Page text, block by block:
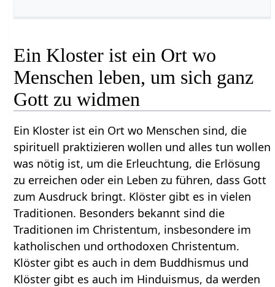
Ein Kloster ist ein Ort wo
Menschen leben, um sich ganz
Gott zu widmen
Ein Kloster ist ein Ort wo Menschen sind, die
spirituell praktizieren wollen und alles tun wollen
was nötig ist, um die Erleuchtung, die Erlösung
zu erreichen oder ein Leben zu führen, dass Gott
zum Ausdruck bringt. Klöster gibt es in vielen
Traditionen. Besonders bekannt sind die
Traditionen im Christentum, insbesondere im
katholischen und orthodoxen Christentum.
Klöster gibt es auch in dem Buddhismus und
Klöster gibt es auch im Hinduismus, da werden